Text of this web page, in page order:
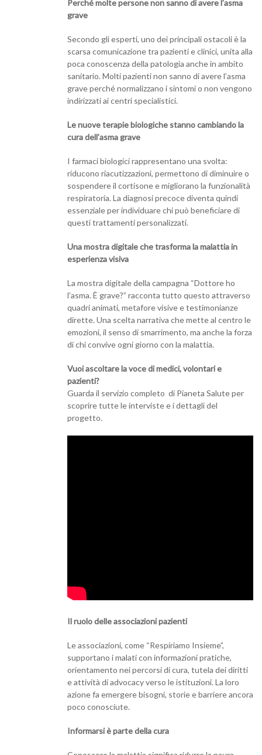
Perché molte persone non sanno di avere l’asma
grave
Secondo gli esperti, uno dei principali ostacoli è la
scarsa comunicazione tra pazienti e clinici, unita alla
poca conoscenza della patologia anche in ambito
sanitario. Molti pazienti non sanno di avere l’asma
grave perché normalizzano i sintomi o non vengono
indirizzati ai centri specialistici.
Le nuove terapie biologiche stanno cambiando la
cura dell’asma grave
I farmaci biologici rappresentano una svolta:
riducono riacutizzazioni, permettono di diminuire o
sospendere il cortisone e migliorano la funzionalità
respiratoria. La diagnosi precoce diventa quindi
essenziale per individuare chi può beneficiare di
questi trattamenti personalizzati.
Una mostra digitale che trasforma la malattia in
esperienza visiva
La mostra digitale della campagna “Dottore ho
l’asma. È grave?” racconta tutto questo attraverso
quadri animati, metafore visive e testimonianze
dirette. Una scelta narrativa che mette al centro le
emozioni, il senso di smarrimento, ma anche la forza
di chi convive ogni giorno con la malattia.
Vuoi ascoltare la voce di medici, volontari e
pazienti?
Guarda il servizio completo di Pianeta Salute per
scoprire tutte le interviste e i dettagli del
progetto.
Il ruolo delle associazioni pazienti
Le associazioni, come “Respiriamo Insieme”,
supportano i malati con informazioni pratiche,
orientamento nei percorsi di cura, tutela dei diritti
e attività di advocacy verso le istituzioni. La loro
azione fa emergere bisogni, storie e barriere ancora
poco conosciute.
Informarsi è parte della cura